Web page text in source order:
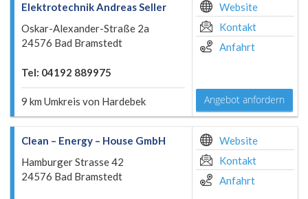
Elektrotechnik Andreas Seller
Oskar-Alexander-Straße 2a
24576 Bad Bramstedt
Tel: 04192 889975
9 km Umkreis von Hardebek
Website
Kontakt
Anfahrt
Angebot anfordern
Clean – Energy – House GmbH
Hamburger Strasse 42
24576 Bad Bramstedt
Website
Kontakt
Anfahrt